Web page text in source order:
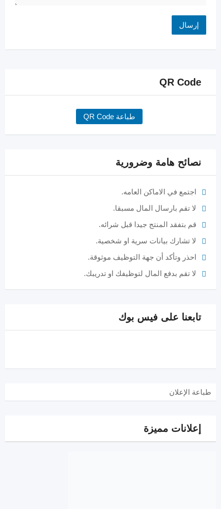
QR Code
طباعة QR Code
نصائح هامة وضرورية
اجتمع في الاماكن العامه.
لا تقم بارسال المال مسبقا.
قم بتفقد المنتج جيدا قبل شرائه.
لا تشارك بيانات سرية او شخصية.
احذر وتأكد أن جهة التوظيف موثوقة.
لا تقم بدفع المال لتوظيفك او تدريبك.
تابعنا على فيس بوك
طباعة الإعلان
إعلانات مميزة